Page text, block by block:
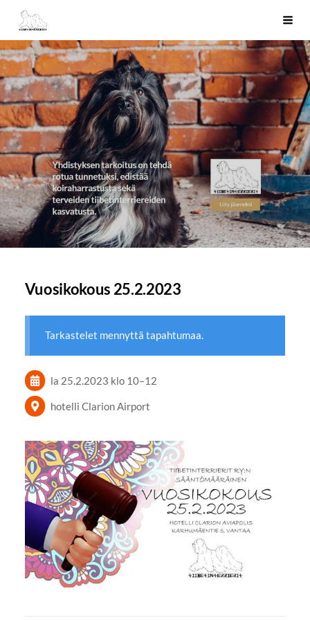
Siirry
sivun
sisältöön
Tiibetinterrierit ry
Vuosikokous 25.2.2023
Tarkastelet mennyttä tapahtumaa.
la 25.2.2023 klo 10–12
hotelli Clarion Airport